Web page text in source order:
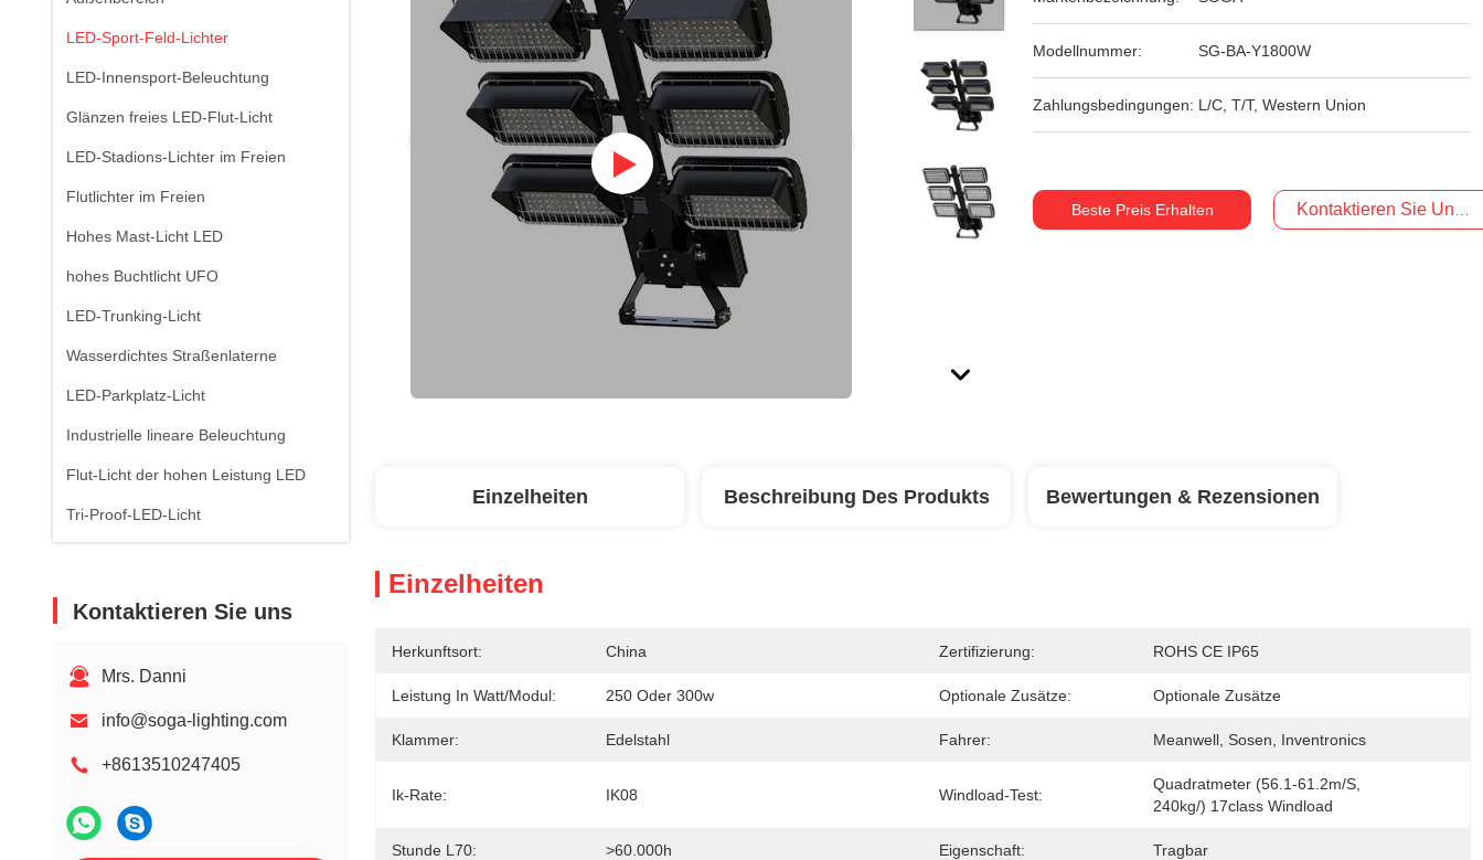
LED-Sport-Feld-Lichter
LED-Innensport-Beleuchtung
Glänzen freies LED-Flut-Licht
LED-Stadions-Lichter im Freien
Flutlichter im Freien
Hohes Mast-Licht LED
hohes Buchtlicht UFO
LED-Trunking-Licht
Wasserdichtes Straßenlaterne
LED-Parkplatz-Licht
Industrielle lineare Beleuchtung
Flut-Licht der hohen Leistung LED
Tri-Proof-LED-Licht
Kontaktieren Sie uns
Mrs. Danni
info@soga-lighting.com
+8613510247405
Modellnummer: SG-BA-Y1800W
Zahlungsbedingungen: L/C, T/T, Western Union
Beste Preis Erhalten Kontaktieren Sie Uns
Einzelheiten Beschreibung Des Produkts Bewertungen & Rezensionen
Einzelheiten
Herkunftsort: China Zertifizierung: ROHS CE IP65
Leistung In Watt/Modul: 250 Oder 300w Optionale Zusätze: Optionale Zusätze
Klammer: Edelstahl Fahrer: Meanwell, Sosen, Inventronics
Ik-Rate: IK08 Windload-Test:
Quadratmeter (56.1-61.2m/s,
240kg/) 17class Windload
Stunde L70: >60.000h Eigenschaft: Tragbar